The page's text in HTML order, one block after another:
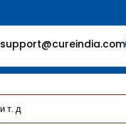
support@cureindia.com